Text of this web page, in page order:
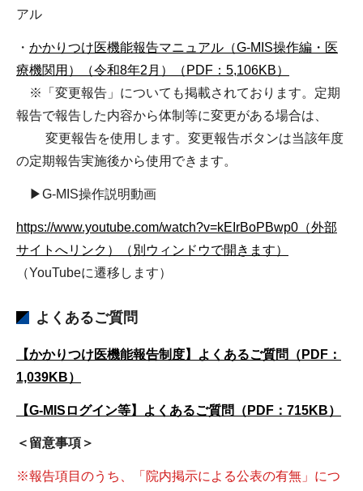
アル
・ かかりつけ医機能報告マニュアル（G-MIS操作編・医
療機関用）
（令和8年2月）
（PDF：5,106KB）
※「変更報告」についても掲載されております。定期
報告で報告した内容から体制等に変更がある場合は、
変更報告を使用します。変更報告ボタンは当該年度
の定期報告実施後から使用できます。
▶G-MIS操作説明動画
https://www.youtube.com/watch?v=kEIrBoPBwp0（外部
サイトへリンク）（別ウィンドウで開きます）
（YouTubeに遷移します）
よくあるご質問
【かかりつけ医機能報告制度】よくあるご質問（PDF：
1,039KB）
【G-MISログイン等】よくあるご質問（PDF：715KB）
＜留意事項＞
※報告項目のうち、「院内掲示による公表の有無」につ